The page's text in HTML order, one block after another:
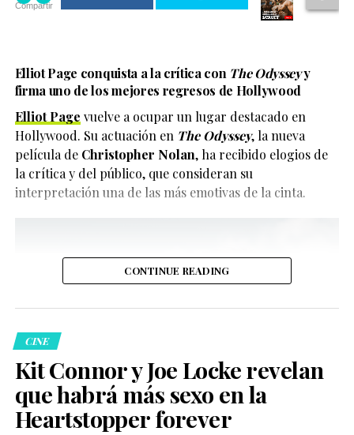
Compartir
Elliot Page conquista a la crítica con The Odysseyy
firma uno de los mejores regresos de Hollywood
Elliot Page vuelve a ocupar un lugar destacado en
Hollywood. Su actuación en The Odyssey, la nueva
película de Christopher Nolan, ha recibido elogios de
la crítica y del público, que consideran su
interpretación una de las más emotivas de la cinta.
CONTINUE READING
CINE
Kit Connor y Joe Locke revelan
que habrá más sexo en la
Heartstopper forever